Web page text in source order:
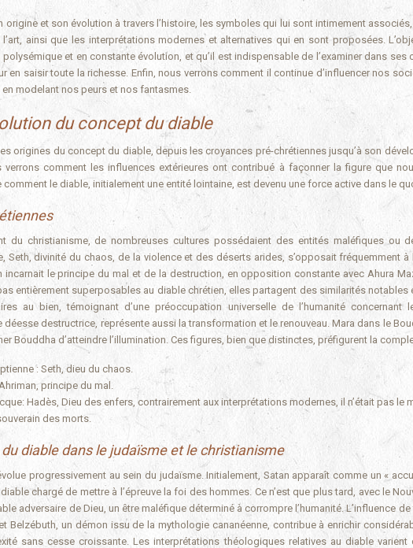
origine et son évolution à travers l’histoire, les symboles qui lui sont intimement
l’art, ainsi que les interprétations modernes et alternatives qui en sont proposées.
et en constante évolution, et qu’il est indispensable de l’examiner dans ses
en saisir toute la richesse. Enfin, nous verrons comment il continue d’influencer nos
modelant nos peurs et nos fantasmes.
du concept du diable
origines du concept du diable, depuis les croyances pré-chrétiennes jusqu’à son
verrons comment les influences extérieures ont contribué à façonner la figure que
comment le diable, initialement une entité lointaine, est devenu une force active dans le
du christianisme, de nombreuses cultures possédaient des entités maléfiques ou
Seth, divinité du chaos, de la violence et des déserts arides, s’opposait fréquemment à
incarnait le principe du mal et de la destruction, en opposition constante avec Ahura
entièrement superposables au diable chrétien, elles partagent des similarités notables
au bien, témoignant d’une préoccupation universelle de l’humanité concernant
déesse destructrice, représente aussi la transformation et le renouveau. Mara dans le
Bouddha d’atteindre l’illumination. Ces figures, bien que distinctes, préfigurent la
: Seth, dieu du chaos.
principe du mal.
Hadès, Dieu des enfers, contrairement aux interprétations modernes, il n’était pas le
des morts.
diable dans le judaïsme et le christianisme
progressivement au sein du judaïsme. Initialement, Satan apparaît comme un «
chargé de mettre à l’épreuve la foi des hommes. Ce n’est que plus tard, avec le
adversaire de Dieu, un être maléfique déterminé à corrompre l’humanité. L’influence
Belzébuth, un démon issu de la mythologie cananéenne, contribue à enrichir
sans cesse croissante. Les interprétations théologiques relatives au diable varient